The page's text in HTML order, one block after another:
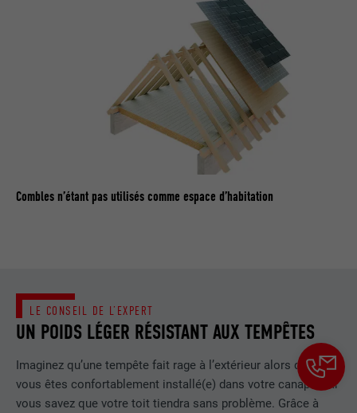
Combles n’étant pas utilisés comme espace d’habitation
UN POIDS LÉGER RÉSISTANT AUX TEMPÊTES
LE CONSEIL DE L’EXPERT
Imaginez qu’une tempête fait rage à l’extérieur alors que
vous êtes confortablement installé(e) dans votre canapé, car
vous savez que votre toit tiendra sans problème. Grâce à
Est placé afin de tester si le navigateur
autorise l'utilisation de cookies. Ne
contient aucun élément d'identification.